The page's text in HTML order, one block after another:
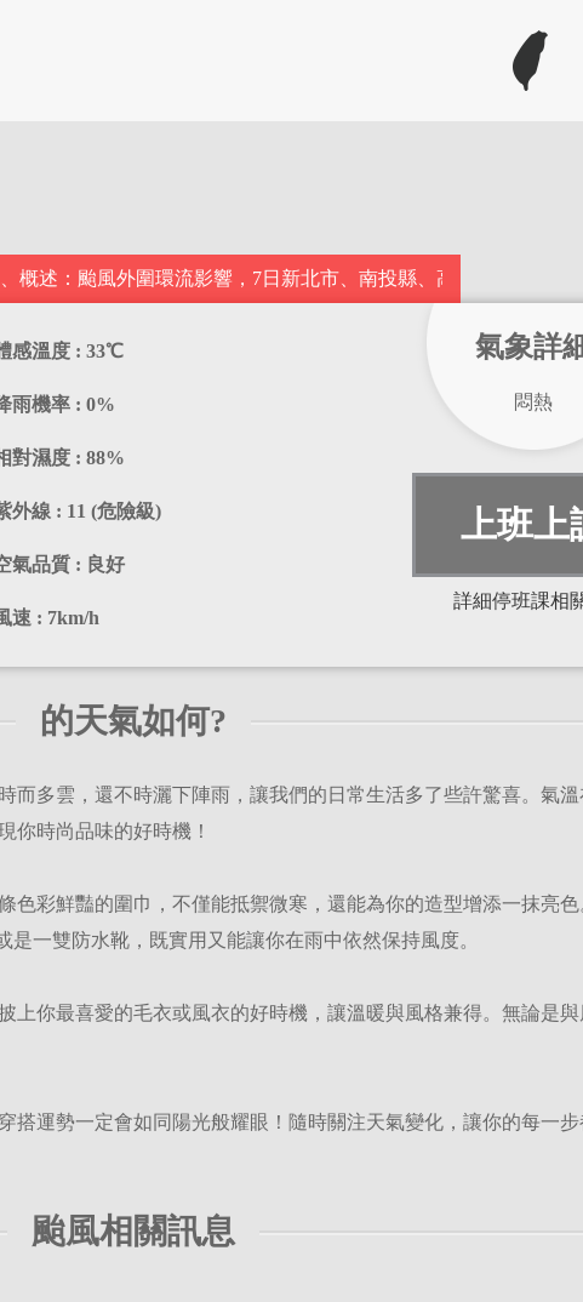
颱風外圍環流影響，7日新北市、南投縣、高雄市、屏東縣、宜
感溫度 : 33℃
雨機率 : 0%
對濕度 : 88%
外線 : 11 (危險級)
氣品質 : 良好
速 : 7km/h
氣象詳
悶熱
上班上
詳細停班課相
的天氣如何?
多雲，還不時灑下陣雨，讓我們的日常生活多了些許驚喜。氣溫
你時尚品味的好時機！
色彩鮮豔的圍巾，不僅能抵禦微寒，還能為你的造型增添一抹亮
一雙防水靴，既實用又能讓你在雨中依然保持風度。
上你最喜愛的毛衣或風衣的好時機，讓溫暖與風格兼得。無論是
搭運勢一定會如同陽光般耀眼！隨時關注天氣變化，讓你的每一
颱風相關訊息